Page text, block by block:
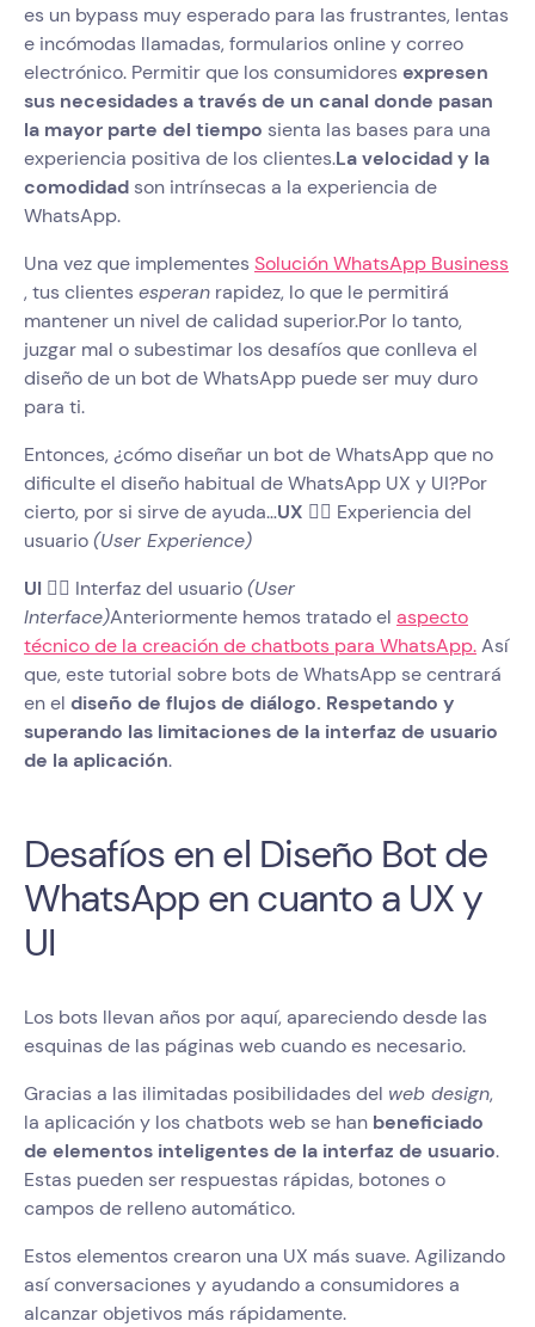
es un bypass muy esperado para las frustrantes, lentas
e incómodas llamadas, formularios online y correo
electrónico. Permitir que los consumidores expresen
sus necesidades a través de un canal donde pasan
la mayor parte del tiempo sienta las bases para una
experiencia positiva de los clientes.La velocidad y la
comodidad son intrínsecas a la experiencia de
WhatsApp.
Una vez que implementes Solución WhatsApp Business
, tus clientes esperan rapidez, lo que le permitirá
mantener un nivel de calidad superior.Por lo tanto,
juzgar mal o subestimar los desafíos que conlleva el
diseño de un bot de WhatsApp puede ser muy duro
para ti.
Entonces, ¿cómo diseñar un bot de WhatsApp que no
dificulte el diseño habitual de WhatsApp UX y UI?Por
cierto, por si sirve de ayuda…UX 👉🏽 Experiencia del
usuario(User Experience)
UI 👉🏽 Interfaz del usuario(User
Interface)Anteriormente hemos tratado el aspecto
técnico de la creación de chatbots para WhatsApp.Así
que, este tutorial sobre bots de WhatsApp se centrará
en el diseño de flujos de diálogo. Respetando y
superando las limitaciones de la interfaz de usuario
de la aplicación.
Desafíos en el Diseño Bot de
WhatsApp en cuanto a UX y
UI
Los bots llevan años por aquí, apareciendo desde las
esquinas de las páginas web cuando es necesario.
Gracias a las ilimitadas posibilidades del web design,
la aplicación y los chatbots web se han beneficiado
de elementos inteligentes de la interfaz de usuario.
Estas pueden ser respuestas rápidas, botones o
campos de relleno automático.
Estos elementos crearon una UX más suave. Agilizando
así conversaciones y ayudando a consumidores a
alcanzar objetivos más rápidamente.